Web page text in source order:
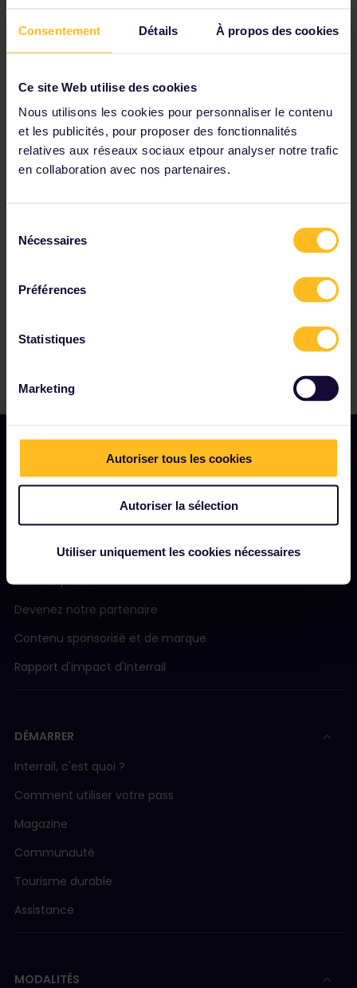
Consentement Détails À propos des cookies
Ce site Web utilise des cookies
Nous utilisons les cookies pour personnaliser le contenu
et les publicités, pour proposer des fonctionnalités
relatives aux réseaux sociaux etpour analyser notre trafic
en collaboration avec nos partenaires.
Nécessaires
Préférences
Statistiques
Marketing
Autoriser tous les cookies
Autoriser la sélection
Utiliser uniquement les cookies nécessaires
Vérifiez les détails du voyage dans nos horaires
Réservez votre auberge de jeunesse
Bénéficiez de réductions grâce à votre Pass
Notre profil
Nous recrutons
Salle de presse
Devenez notre partenaire
Contenu sponsorisé et de marque
Rapport d'impact d'Interrail
DÉMARRER
Interrail, c'est quoi ?
Comment utiliser votre pass
Magazine
Communauté
Tourisme durable
Assistance
MODALITÉS